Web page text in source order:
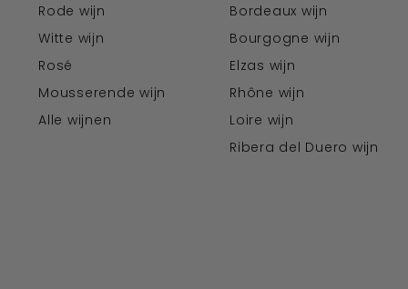
Rode wijn
Witte wijn
Rosé
Mousserende wijn
Alle wijnen
Bordeaux wijn
Bourgogne wijn
Elzas wijn
Rhône wijn
Loire wijn
Ribera del Duero wijn